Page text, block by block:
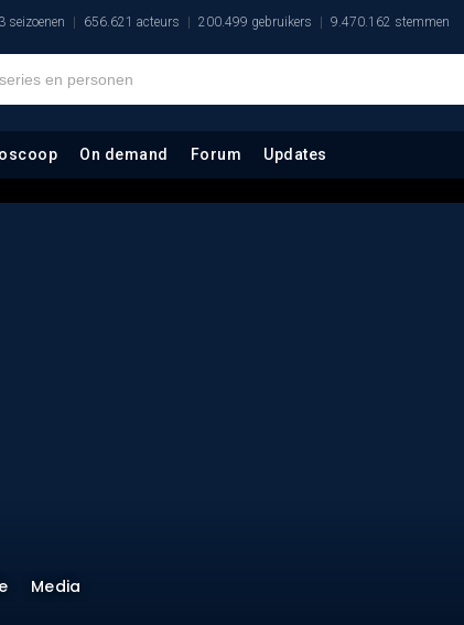
seizoenen 656.621 acteurs 200.499 gebruikers 9.470.162 stemmen
On demand Forum Updates
Media